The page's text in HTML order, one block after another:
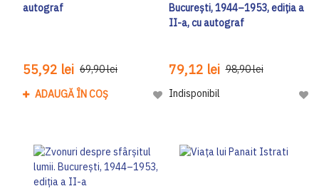
autograf
55,92 lei 69,90 lei
ADAUGĂ ÎN COȘ
Adaugă la Lista de Dorinte
București, 1944–1953, ediția a
II-a, cu autograf
79,12 lei 98,90 lei
Indisponibil